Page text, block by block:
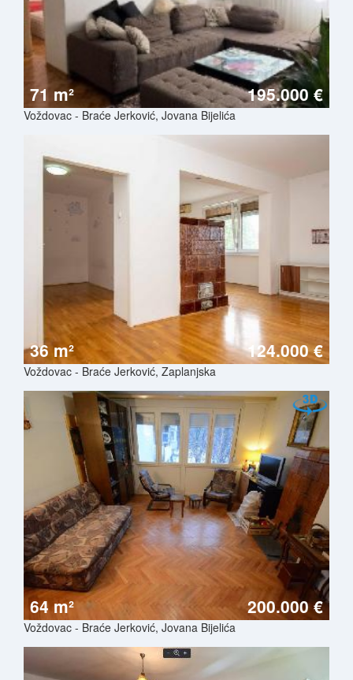
71 m² 195.000 €
Voždovac - Braće Jerković, Jovana Bijelića
36 m² 124.000 €
Voždovac - Braće Jerković, Zaplanjska
64 m² 200.000 €
Voždovac - Braće Jerković, Jovana Bijelića